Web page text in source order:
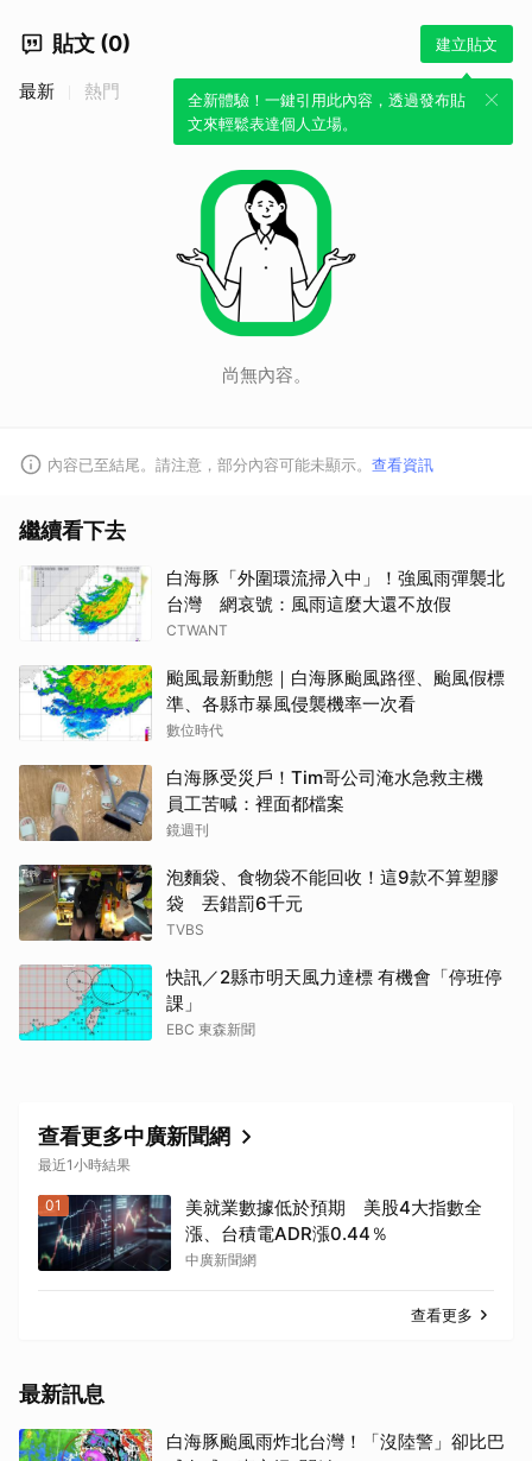
貼文 (0) 建立貼文
全新體驗！一鍵引用此內容，透過發布貼
文來輕鬆表達個人立場。
最新 熱門
尚無內容。
內容已至結尾。請注意，部分內容可能未顯示。 查看資訊
繼續看下去
白海豚「外圍環流掃入中」！強風雨彈襲北
台灣 網哀號：風雨這麼大還不放假
CTWANT
颱風最新動態｜白海豚颱風路徑、颱風假標
準、各縣市暴風侵襲機率一次看
數位時代
白海豚受災戶！Tim哥公司淹水急救主機
員工苦喊：裡面都檔案
鏡週刊
泡麵袋、食物袋不能回收！這9款不算塑膠
袋 丟錯罰6千元
TVBS
快訊／2縣市明天風力達標 有機會「停班停
課」
EBC 東森新聞
查看更多中廣新聞網
最近1小時結果
01
美就業數據低於預期 美股4大指數全
漲、台積電ADR漲0.44％
中廣新聞網
查看更多
最新訊息
白海豚颱風雨炸北台灣！「沒陸警」卻比巴
取消